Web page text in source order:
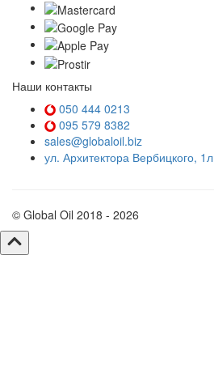
Наши контакты
050 444 0213
095 579 8382
sales@globaloil.biz
ул. Архитектора Вербицкого, 1л
© Global Oil 2018 - 2026